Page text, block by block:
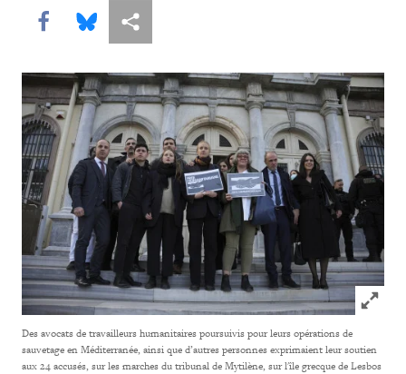
Share this via Facebook
Share this via Bluesky
Share this via Partagez
Click
Des avocats de travailleurs humanitaires poursuivis pour leurs opérations de
sauvetage en Méditerranée, ainsi que d’autres personnes exprimaient leur soutien
aux 24 accusés, sur les marches du tribunal de Mytilène, sur l'île grecque de Lesbos